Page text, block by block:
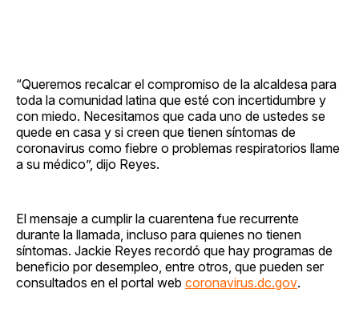
“Queremos recalcar el compromiso de la alcaldesa para
toda la comunidad latina que esté con incertidumbre y
con miedo. Necesitamos que cada uno de ustedes se
quede en casa y si creen que tienen síntomas de
coronavirus como fiebre o problemas respiratorios llame
a su médico”, dijo Reyes.
El mensaje a cumplir la cuarentena fue recurrente
durante la llamada, incluso para quienes no tienen
síntomas. Jackie Reyes recordó que hay programas de
beneficio por desempleo, entre otros, que pueden ser
consultados en el portal web coronavirus.dc.gov.